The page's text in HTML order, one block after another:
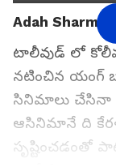
Adah Sharma
టాలీవుడ్ లో
నటించిన యంగ్
సినిమాలు చేసినా
ఆసినిమానే ది
సృష్టించడంతో